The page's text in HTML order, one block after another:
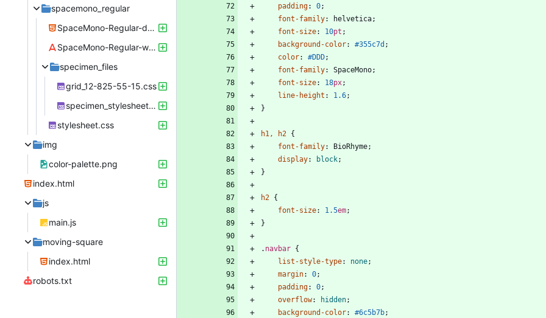
spacemono_regular
SpaceMono-Regular-demo.html
SpaceMono-Regular-webfont.woff
specimen_files
grid_12-825-55-15.css
specimen_stylesheet.css
stylesheet.css
img
color-palette.png
index.html
js
main.js
moving-square
index.html
robots.txt
padding: 0;
font-family: helvetica;
font-size: 10pt ;
background-color: #355c7d ;
color: #DDD;
font-family: SpaceMono;
font-size: 18px;
line-height : 1.6;
}
h1, h2 {
font-family: BioRhyme;
display: block;
}
h2 {
font-size: 1.5em;
}
. navbar {
list-style-type: none;
margin: 0;
padding: 0;
overflow: hidden;
background-color: #6c5b7b;